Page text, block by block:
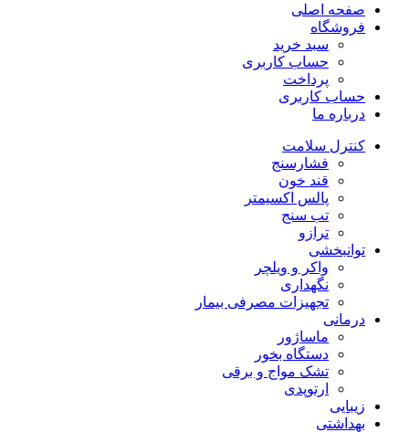
صفحه اصلی
فروشگاه
سبد خرید
حساب کاربری
پرداخت
حساب کاربری
درباره ما
کنترل سلامت
فشارسنج
قند خون
پالس اکسیمتر
تب سنج
ترازو
توانبخشی
واکر و ویلچر
نگهداری
تجهیزات مصرفی بیمار
درمانی
ماساژور
دستگاه بخور
تشک مواج و برقی
ارتوپدی
زیبایی
بهداشتی